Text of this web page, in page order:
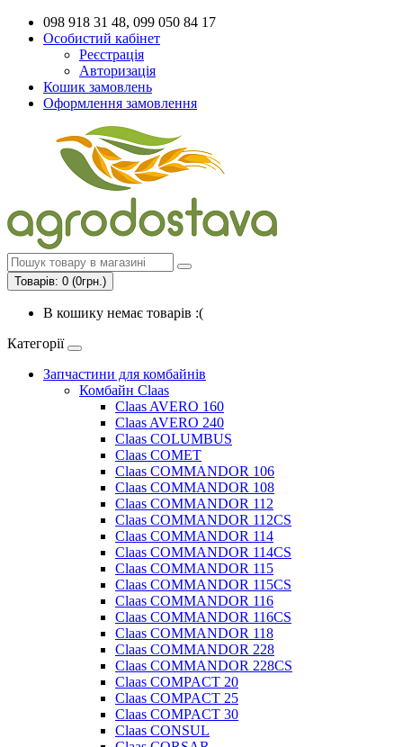
098 918 31 48, 099 050 84 17
Особистий кабінет
Реєстрація
Авторизація
Кошик замовлень
Оформлення замовлення
Товарів: 0 (0грн.)
В кошику немає товарів :(
Категорії
Запчастини для комбайнів
Комбайн Claas
Claas AVERO 160
Claas AVERO 240
Claas COLUMBUS
Claas COMET
Claas COMMANDOR 106
Claas COMMANDOR 108
Claas COMMANDOR 112
Claas COMMANDOR 112CS
Claas COMMANDOR 114
Claas COMMANDOR 114CS
Claas COMMANDOR 115
Claas COMMANDOR 115CS
Claas COMMANDOR 116
Claas COMMANDOR 116CS
Claas COMMANDOR 118
Claas COMMANDOR 228
Claas COMMANDOR 228CS
Claas COMPACT 20
Claas COMPACT 25
Claas COMPACT 30
Claas CONSUL